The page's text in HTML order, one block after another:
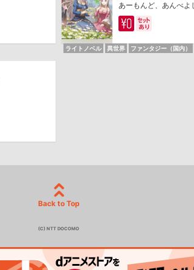
あーもんど、あんべよ
ライトノベル 異世界 ファンタジー（国内）
Back to Top
(C) NTT DOCOMO